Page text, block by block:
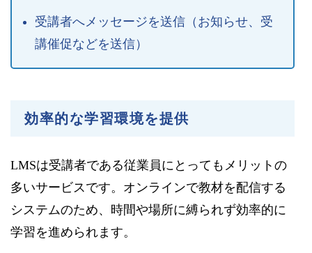
受講者へメッセージを送信（お知らせ、受
講催促などを送信）
効率的な学習環境を提供
LMSは受講者である従業員にとってもメリットの
多いサービスです。オンラインで教材を配信する
システムのため、時間や場所に縛られず効率的に
学習を進められます。